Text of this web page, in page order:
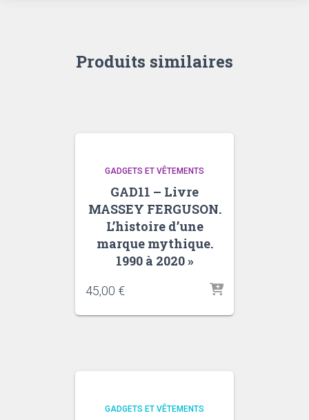
Produits similaires
GADGETS ET VÊTEMENTS
GAD11 – Livre
MASSEY FERGUSON.
L’histoire d’une
marque mythique.
1990 à 2020 »
45,00 €
GADGETS ET VÊTEMENTS